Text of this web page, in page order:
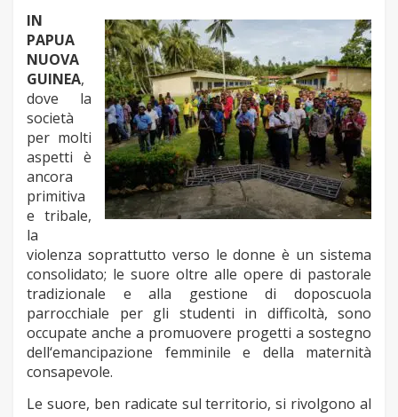
IN
PAPUA
NUOVA
GUINEA,
dove la
società
per molti
aspetti è
ancora
primitiva
e tribale,
la
violenza soprattutto verso le donne è un sistema
consolidato; le suore oltre alle opere di pastorale
tradizionale e alla gestione di doposcuola
parrocchiale per gli studenti in difficoltà, sono
occupate anche a promuovere progetti a sostegno
dell‘emancipazione femminile e della maternità
consapevole.
Le suore, ben radicate sul territorio, si rivolgono al